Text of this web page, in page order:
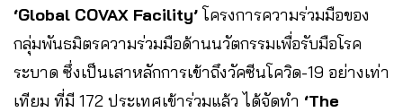
‘Global COVAX Facility’โครงการความร่วมมือของ
กลุ่มพันธมิตรความร่วมมือด้านนวัตกรรมเพื่อรับมือโรค
ระบาด ซึ่งเป็นเสาหลักการเข้าถึงวัคซีนโควิด-19 อย่างเท่า
เทียม ที่มี 172 ประเทศเข้าร่วมแล้ว ได้จัดทำ ‘The